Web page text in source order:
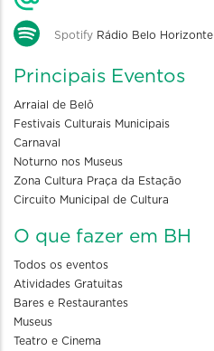
Spotify Rádio Belo Horizonte
Principais Eventos
Arraial de Belô
Festivais Culturais Municipais
Carnaval
Noturno nos Museus
Zona Cultura Praça da Estação
Circuito Municipal de Cultura
O que fazer em BH
Todos os eventos
Atividades Gratuitas
Bares e Restaurantes
Museus
Teatro e Cinema